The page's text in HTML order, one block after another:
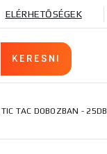
ELÉRHETŐSÉGEK
TAC DOBOZBAN - 25DB